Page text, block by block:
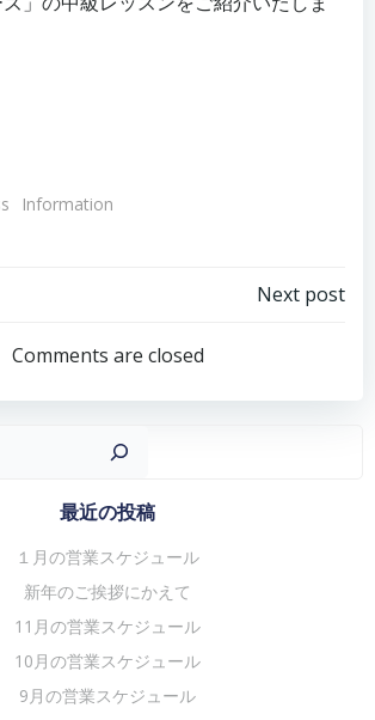
Information
ナ
ビ
ゲ
シ
ョ
ン
Next post
Comments are closed
最近の投稿
１月の営業スケジュール
新年のご挨拶にかえて
11月の営業スケジュール
10月の営業スケジュール
9月の営業スケジュール